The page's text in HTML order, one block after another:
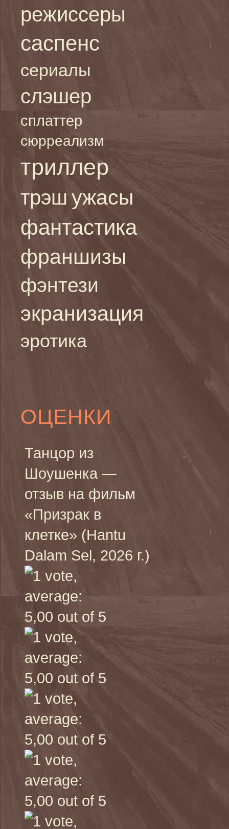
режиссеры
саспенс
сериалы
слэшер
сплаттер
сюрреализм
триллер
трэш ужасы
фантастика
франшизы
фэнтези
экранизация
эротика
ОЦЕНКИ
Танцор из
Шоушенка —
отзыв на фильм
«Призрак в
клетке» (Hantu
Dalam Sel, 2026 г.)